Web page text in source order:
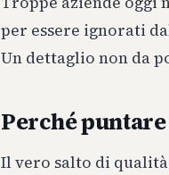
per essere ignorati
Un dettaglio non da
Perché
Il vero salto di